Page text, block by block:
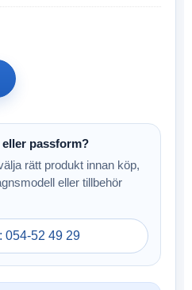
passform?
rätt produkt innan köp,
eller tillbehör
054-52 49 29